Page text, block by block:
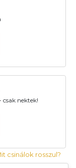
csak nektek!
csinálok rosszul?